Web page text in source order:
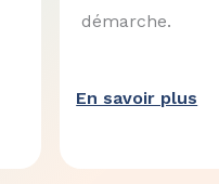
démarche.
En savoir plus